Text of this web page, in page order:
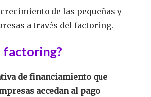
de las pequeñas y
a través del factoring.
factoring?
de financiamiento que
accedan al pago